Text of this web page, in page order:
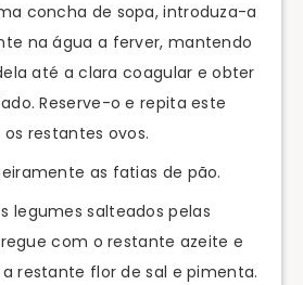
concha de sopa, introduza-a
na água a ferver, mantendo
até a clara coagular e obter
Reserve-o e repita este
restantes ovos.
as fatias de pão.
legumes salteados pelas
com o restante azeite e
restante flor de sal e pimenta.